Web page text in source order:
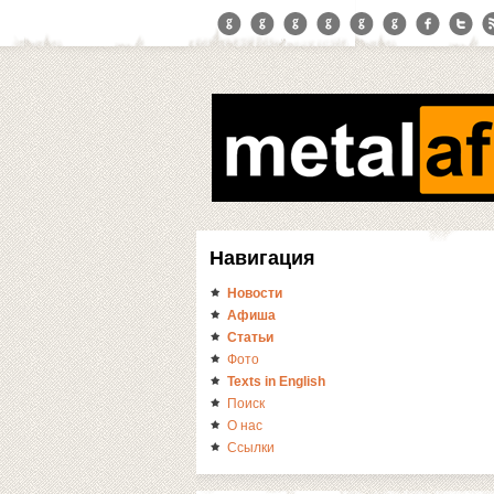
Навигация
Новости
Афиша
Статьи
Фото
Texts in English
Поиск
О нас
Ссылки